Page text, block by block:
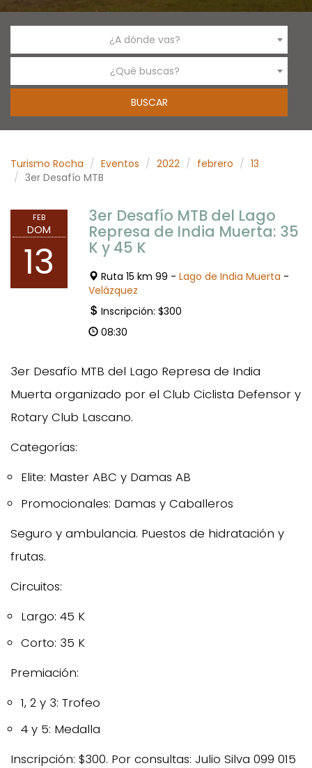
¿A dónde vas?
¿Qué buscas?
Turismo Rocha Eventos 2022 febrero
13
3er Desafío MTB
FEB
DOM
13
3er Desafío MTB del Lago
Represa de India Muerta: 35
K y 45 K
Ruta 15 km 99 - Lago de India Muerta -
Velázquez
Inscripción: $300
08:30
3er Desafío MTB del Lago Represa de India
Muerta organizado por el Club Ciclista Defensor y
Rotary Club Lascano.
Categorías:
Elite: Master ABC y Damas AB
Promocionales: Damas y Caballeros
Seguro y ambulancia. Puestos de hidratación y
frutas.
Circuitos:
Largo: 45 K
Corto: 35 K
Premiación:
1, 2 y 3: Trofeo
4 y 5: Medalla
Inscripción: $300. Por consultas: Julio Silva 099 015